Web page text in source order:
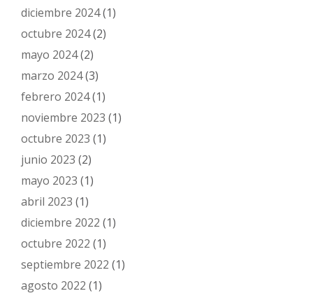
diciembre 2024(1)
octubre 2024(2)
mayo 2024(2)
marzo 2024(3)
febrero 2024(1)
noviembre 2023 (1)
octubre 2023 (1)
junio 2023 (2)
mayo 2023 (1)
abril 2023 (1)
diciembre 2022 (1)
octubre 2022 (1)
septiembre 2022 (1)
agosto 2022 (1)